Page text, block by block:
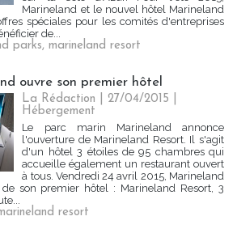
Marineland et le nouvel hôtel Marineland
spéciales pour les comités d'entreprises
de...
parks, marineland resort
ouvre son premier hôtel
La Rédaction | 27/04/2015
Hébergement
Le parc marin Marineland annonce
l'ouverture de Marineland Resort. Il s'agit
d'un hôtel 3 étoiles de 95 chambres qui
accueille également un restaurant ouvert
à tous. Vendredi 24 avril 2015, Marineland
son premier hôtel : Marineland Resort, 3
resort